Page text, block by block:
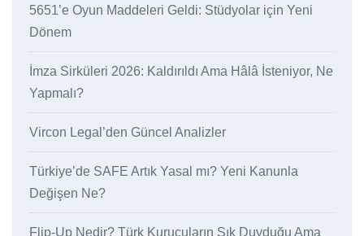
5651’e Oyun Maddeleri Geldi: Stüdyolar için Yeni
Dönem
İmza Sirküleri 2026: Kaldırıldı Ama Hâlâ İsteniyor, Ne
Yapmalı?
Vircon Legal’den Güncel Analizler
Türkiye’de SAFE Artık Yasal mı? Yeni Kanunla
Değişen Ne?
Flip-Up Nedir? Türk Kurucuların Sık Duyduğu Ama